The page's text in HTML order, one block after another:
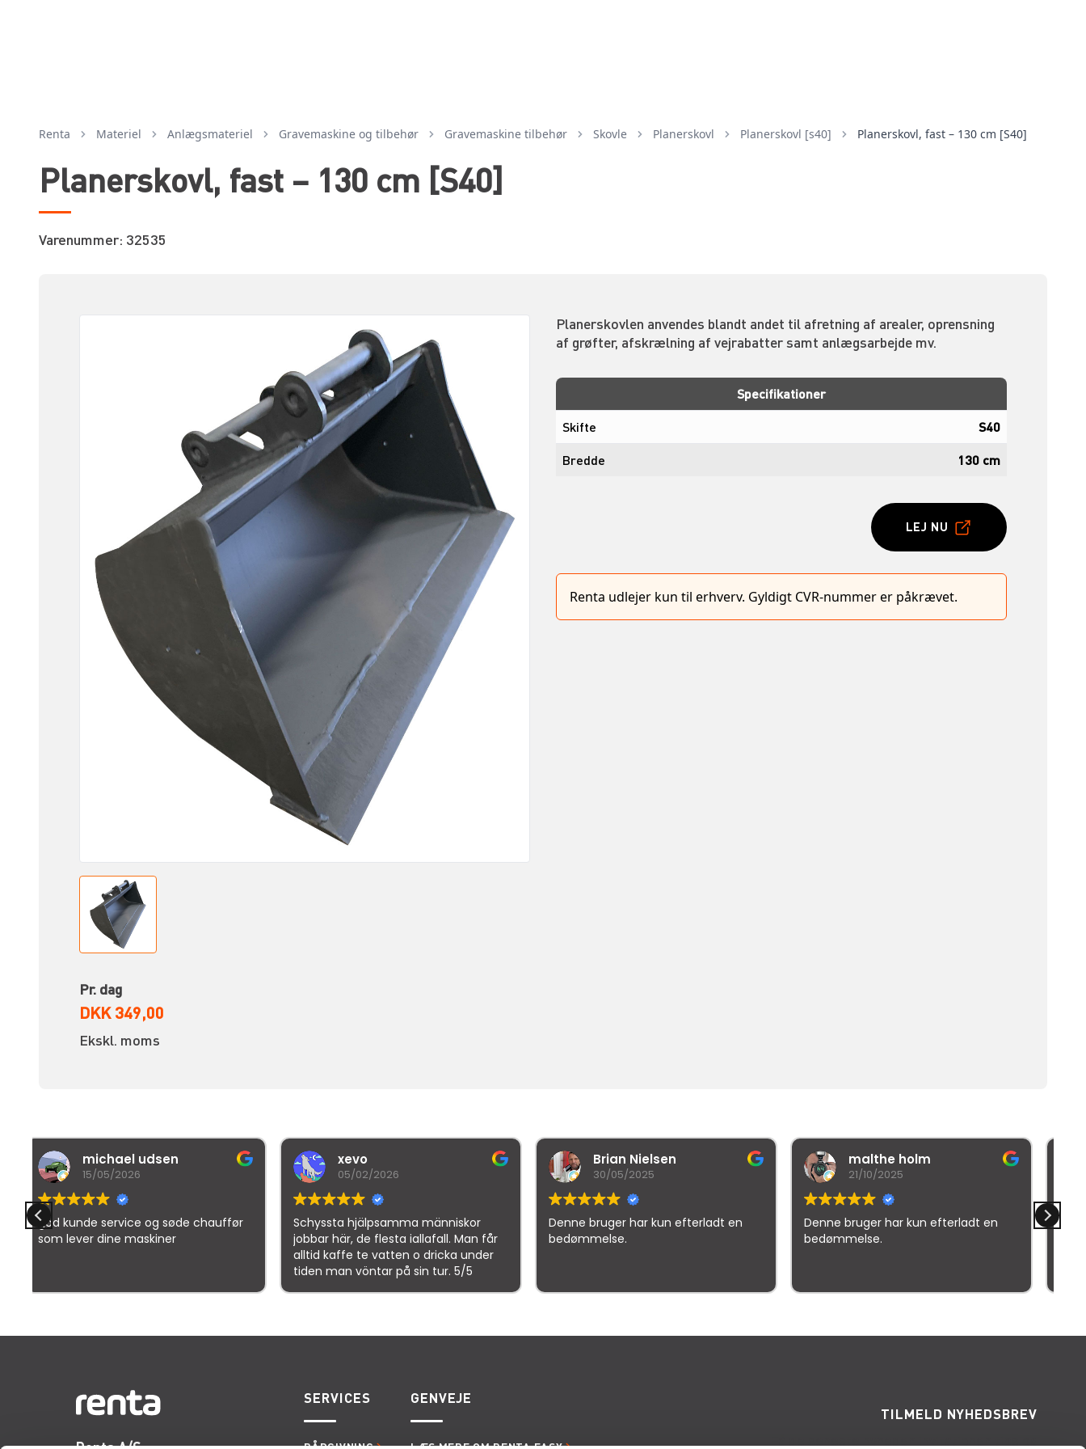
Renta Materiel anlægsmateriel gravemaskine og tilbehør gravemaskine tilbehør skovle planerskovl planerskovl [s40] Planerskovl, fast – 130 cm [S40]
Planerskovl, fast – 130 cm [S40]
Varenummer: 32535
Pr. dag
DKK 349,00
Ekskl. moms
Planerskovlen anvendes blandt andet til afretning af arealer, oprensning
af grøfter, afskrælning af vejrabatter samt anlægsarbejde mv.
Specifikationer
Skifte
S40
Bredde
130 cm
LEJ NU
Renta udlejer kun til erhverv. Gyldigt CVR-nummer er påkrævet.
chauffør
xevo
Schyssta hjälpsamma människor
jobbar här, de flesta iallafall. Man får
alltid kaffe te vatten o dricka under
Brian Nielsen
Denne bruger har kun efterladt en
bedømmelse.
malthe holm
Denne bruger har kun efterladt en
bedømmelse.
Mr iNexuz (RedHead)
Denne bruger har kun efterladt en
bedømmelse.
SERVICES
RÅDGIVNING
GENVEJE
LÆS MERE OM RENTA EASY
TILMELD NYHEDSBREV